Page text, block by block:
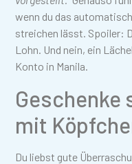
wenn du das
streichen lässt. Spoiler:
Lohn. Und nein, ein
Konto in Manila.
Geschenke
mit
Du liebst gute